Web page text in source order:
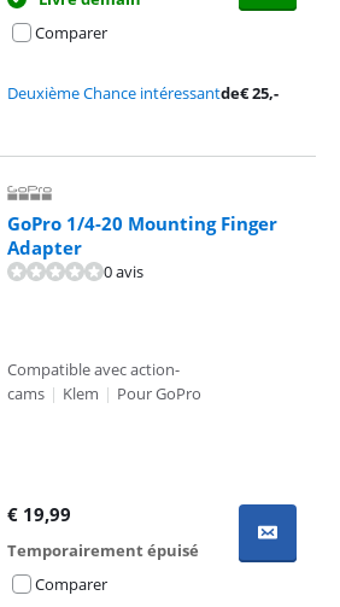
Comparer
Deuxième Chance intéressantde€25,-
GoPro 1/4-20 Mounting Finger
Adapter
0 avis
Compatible avec action-
cams | Klem | Pour GoPro
€ 19,99
Temporairement épuisé
Comparer